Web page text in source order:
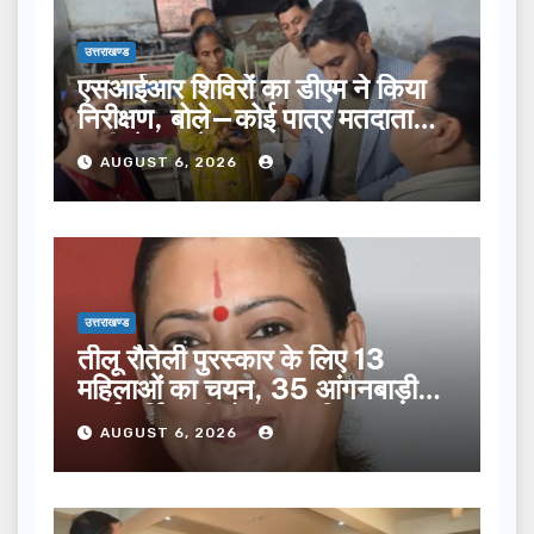
उत्तराखण्ड
एसआईआर शिविरों का डीएम ने किया
निरीक्षण, बोले—कोई पात्र मतदाता
सूची से न छूटे…
AUGUST 6, 2026
उत्तराखण्ड
तीलू रौतेली पुरस्कार के लिए 13
महिलाओं का चयन, 35 आंगनबाड़ी
कार्यकर्तियां भी होंगी सम्मानित…
AUGUST 6, 2026